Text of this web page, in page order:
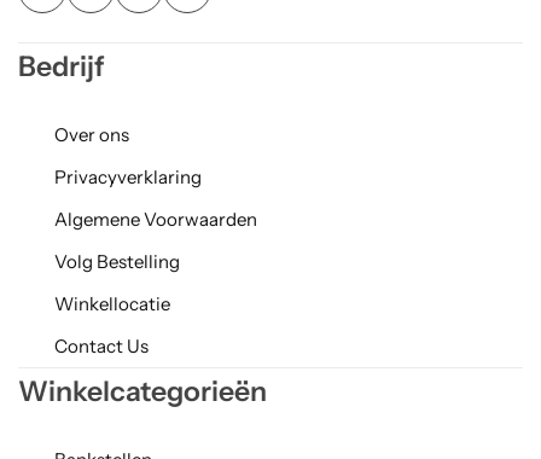
Bedrijf
Over ons
Privacyverklaring
Algemene Voorwaarden
Volg Bestelling
Winkellocatie
Contact Us
Winkelcategorieën